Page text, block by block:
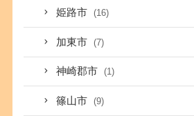
姫路市 (16)
加東市 (7)
神崎郡市 (1)
篠山市 (9)